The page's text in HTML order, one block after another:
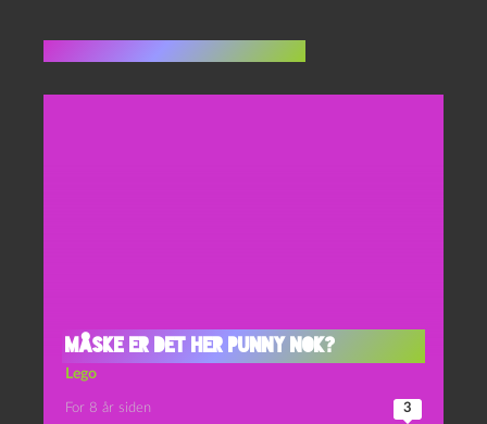
Måske er det her punny nok?
Lego
For 8 år siden 3